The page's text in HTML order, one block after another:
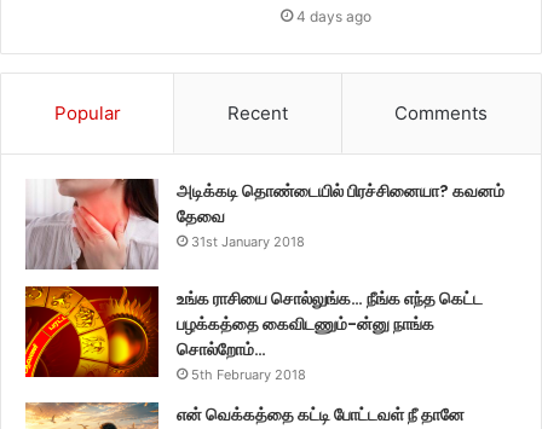
4 days ago
Popular Recent Comments
அடிக்கடி தொண்டையில் பிரச்சினையா? கவனம்
தேவை
31st January 2018
உங்க ராசியை சொல்லுங்க… நீங்க எந்த கெட்ட
பழக்கத்தை கைவிடணும்-ன்னு நாங்க
சொல்றோம்…
5th February 2018
என் வெக்கத்தை கட்டி போட்டவள் நீ தானே